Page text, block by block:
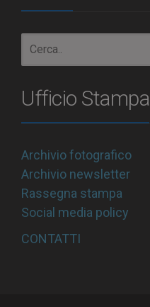
Ufficio Stampa
Archivio fotografico
Archivio newsletter
Rassegna stampa
Social media policy
CONTATTI